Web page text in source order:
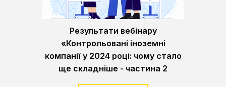
Результати вебінару
«Контрольовані іноземні
компанії у 2024 році: чому стало
ще складніше - частина 2